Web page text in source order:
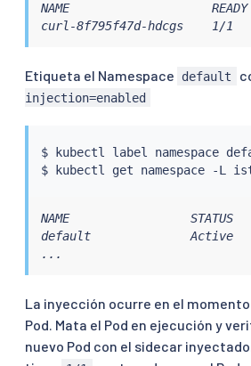
NAME                    READY
curl-8f795f47d-hdcgs    1/
Etiqueta el Namespace default
injection=enabled
$ kubectl label namespace
$
kubectl
NAME                 STATUS
default              Active
...
La inyección ocurre en el
Pod. Mata el Pod en ejecución y
nuevo Pod con el sidecar